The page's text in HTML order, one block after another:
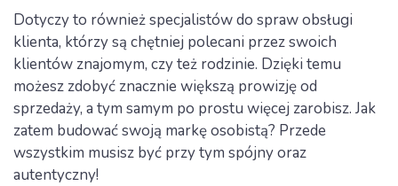
Dotyczy to również specjalistów do spraw obsługi
klienta, którzy są chętniej polecani przez swoich
klientów znajomym, czy też rodzinie. Dzięki temu
możesz zdobyć znacznie większą prowizję od
sprzedaży, a tym samym po prostu więcej zarobisz. Jak
zatem budować swoją markę osobistą? Przede
wszystkim musisz być przy tym spójny oraz
autentyczny!